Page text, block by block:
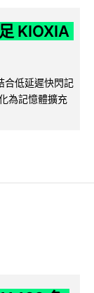
KIOXIA
合低延遲快閃記
為記憶體擴充